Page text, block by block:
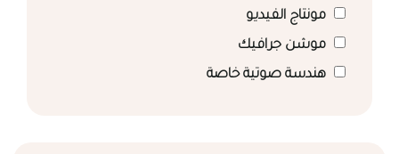
مونتاج الفيديو
موشن جرافيك
هندسة صوتية خاصة